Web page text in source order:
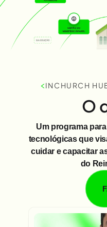
<INCHURCH
O
Um programa
tecnológicas que
cuidar e capacitar
do